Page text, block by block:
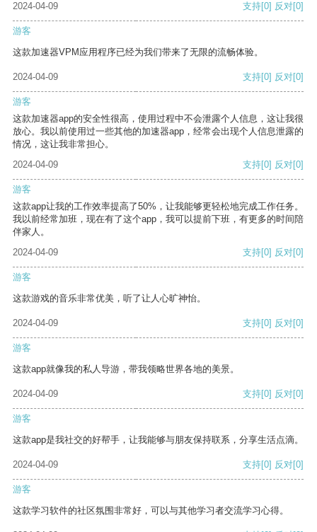
2024-04-09 支持[0] 反对[0]
游客
这款加速器VPM应用程序已经为我们带来了无限的流畅体验。
2024-04-09 支持[0] 反对[0]
游客
这款加速器app的安全性很高，使用过程中不会泄露个人信息，这让我很
放心。我以前使用过一些其他的加速器app，经常会出现个人信息泄露的
情况，这让我非常担心。
2024-04-09
支持[0] 反对[0]
游客
这款app让我的工作效率提高了50%，让我能够更轻松地完成工作任务。
我以前经常加班，现在有了这个app，我可以提前下班，有更多的时间陪
伴家人。
2024-04-09
支持[0] 反对[0]
游客
这款游戏的音乐非常优美，听了让人心旷神怡。
2024-04-09 支持[0] 反对[0]
游客
这款app就像我的私人导游，带我领略世界各地的美景。
2024-04-09 支持[0] 反对[0]
游客
这款app是我社交的好帮手，让我能够与朋友保持联系，分享生活点滴。
2024-04-09 支持[0] 反对[0]
游客
这款学习软件的社区氛围非常好，可以与其他学习者交流学习心得。